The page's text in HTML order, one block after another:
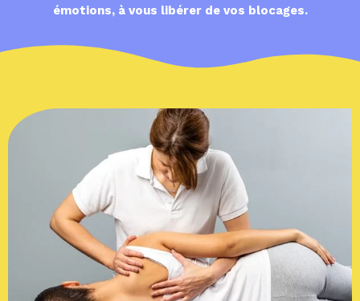
émotions, à vous libérer de vos blocages.